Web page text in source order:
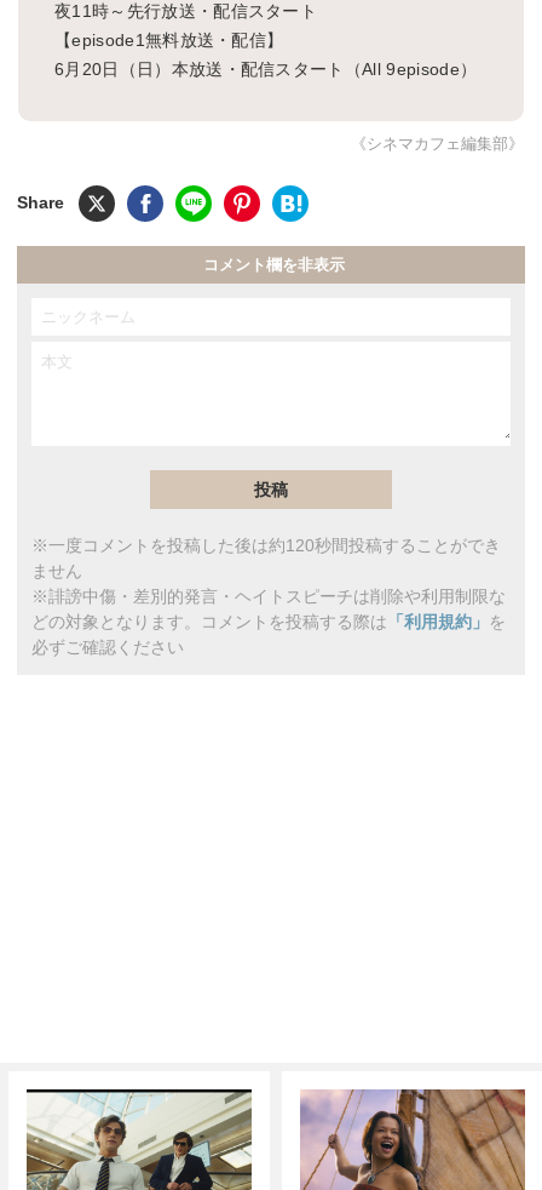
夜11時～先行放送・配信スタート
【episode1無料放送・配信】
6月20日（日）本放送・配信スタート（All 9episode）
《シネマカフェ編集部》
コメント欄を非表示
※一度コメントを投稿した後は約120秒間投稿することができ
ません
※誹謗中傷・差別的発言・ヘイトスピーチは削除や利用制限な
どの対象となります。コメントを投稿する際は 「利用規約」 を
必ずご確認ください